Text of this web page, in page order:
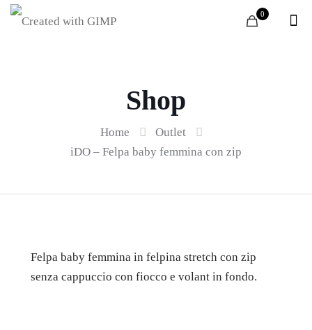
0
Shop
Home
Outlet
iDO – Felpa baby femmina con zip
Felpa baby femmina in felpina stretch con zip
senza cappuccio con fiocco e volant in fondo.